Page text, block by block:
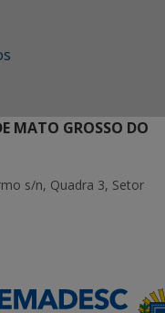
MATO GROSSO DO
s/n, Quadra 3, Setor